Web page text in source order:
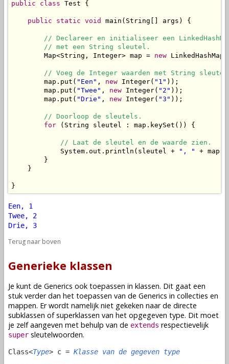
public class Test {
public static void main(String[] args) {
// Declareer en initialiseer een
        // met een String sleutel.
        Map<String, Integer> map =
new
// Voeg de Integer waarden met String
        map.put(
"Een" , new Integer( "1" ));
        map.put(
"Twee" , new Integer( "2" ));
        map.put(
"Drie" , new Integer( "3" ));
// Doorloop de sleutels.
for (String sleutel : map.keySet()) {
// Laat de sleutel en de waarde zien.
            System.out.println(sleutel +
", "
+
        }
    }
}
Een, 1
Twee, 2
Drie, 3
Terug naar boven
Generieke klassen
Je kunt de Generics ook toepassen in klassen. Dit gaat een
stuk verder dan het toepassen van de Generics in collecties en
mappen. Er wordt namelijk niet gekeken naar de directe
subklassen of superklassen van het opgegeven type. Dit moet
je zelf aangeven met behulp van de extends respectievelijk
super sleutelwoorden.
Class<Type> c = Klasse van de gegeven type